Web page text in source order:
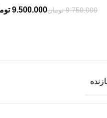
9.750.000 تومان9.500.000